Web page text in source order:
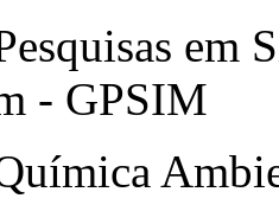
em
- GPSIM